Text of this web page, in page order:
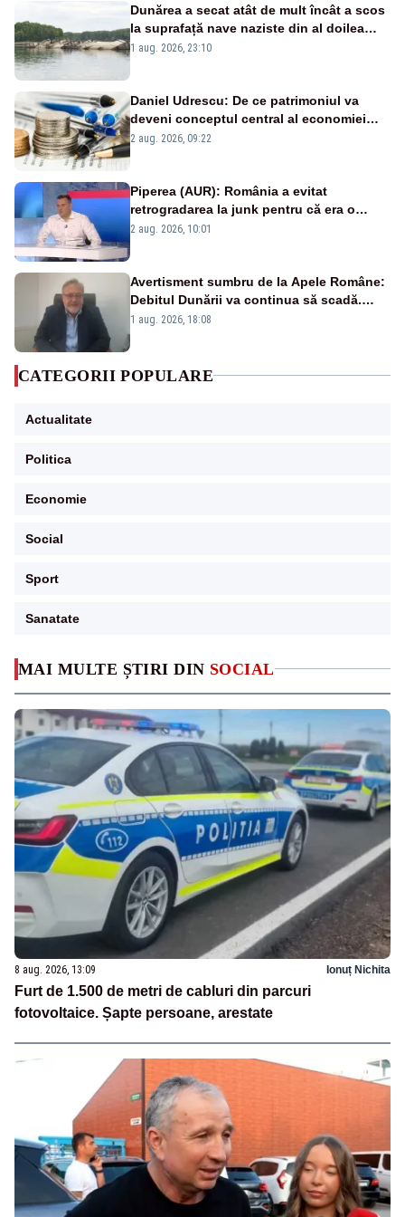
MAI MULTE ȘTIRI DIN SOCIAL
8 aug. 2026, 13:09 Ionuț Nichita
Furt de 1.500 de metri de cabluri din parcuri
fotovoltaice. Șapte persoane, arestate
Dunărea a secat atât de mult încât a scos
la suprafață nave naziste din al doilea
război mondial
1 aug. 2026, 23:10
Daniel Udrescu: De ce patrimoniul va
deveni conceptul central al economiei
viitoare?
2 aug. 2026, 09:22
Piperea (AUR): România a evitat
retrogradarea la junk pentru că era o
catastrofă pentru bănci și fondurile de
2 aug. 2026, 10:01
Avertisment sumbru de la Apele Române:
Debitul Dunării va continua să scadă.
Cernavodă s-ar putea închide în 4 zile
1 aug. 2026, 18:08
CATEGORII POPULARE
Actualitate
Politica
Economie
Social
Sport
Sanatate